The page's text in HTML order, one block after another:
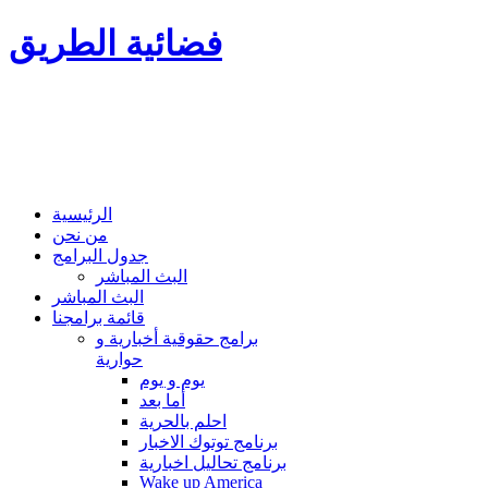
فضائية الطريق
الرئيسية
من نحن
جدول البرامج
البث المباشر
البث المباشر
قائمة برامجنا
برامج حقوقية أخبارية و
حوارية
يوم و يوم
أما بعد
احلم بالحرية
برنامج توتوك الاخبار
برنامج تحاليل اخبارية
Wake up America